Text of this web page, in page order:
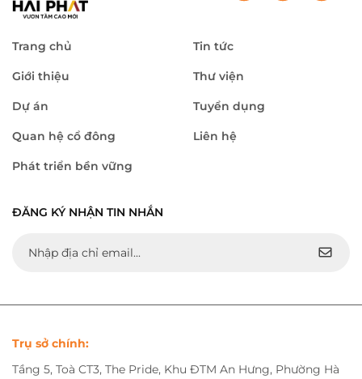
Trang chủ
Giới thiệu
Dự án
Quan hệ cổ đông
Phát triển bền vững
Tin tức
Thư viện
Tuyển dụng
Liên hệ
ĐĂNG KÝ NHẬN TIN NHẮN
Trụ sở chính:
Tầng 5, Toà CT3, The Pride, Khu ĐTM An Hưng, Phường Hà